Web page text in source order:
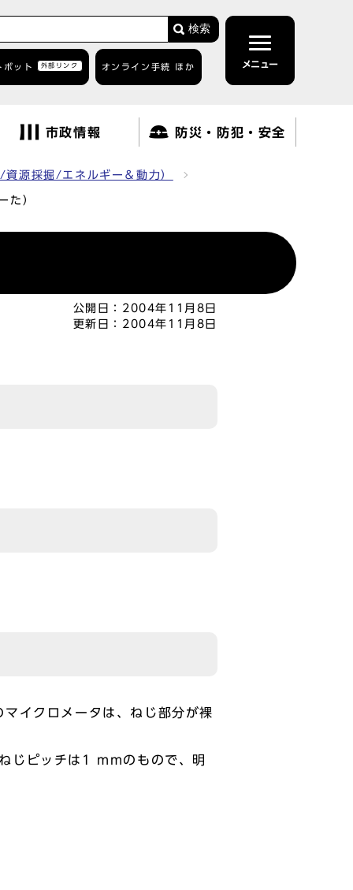
検索
ボット 外部リンク オンライン手続 ほか メニュー
市政情報 防災・防犯・安全
源採掘/エネルギー＆動力）
た）
公開日： 2004年11月8日
更新日： 2004年11月8日
イクロメータは、ねじ部分が裸
ピッチは1 mmのもので、明